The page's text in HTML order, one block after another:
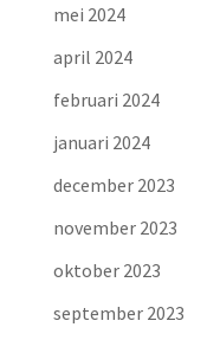
mei 2024
april 2024
februari 2024
januari 2024
december 2023
november 2023
oktober 2023
september 2023